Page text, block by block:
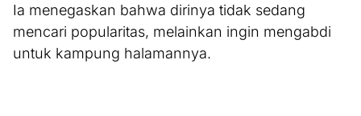
Ia menegaskan bahwa dirinya tidak sedang
mencari popularitas, melainkan ingin mengabdi
untuk kampung halamannya.